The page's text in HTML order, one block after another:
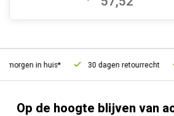
in huis* 30 dagen retourrecht
Op de hoogte blijven van